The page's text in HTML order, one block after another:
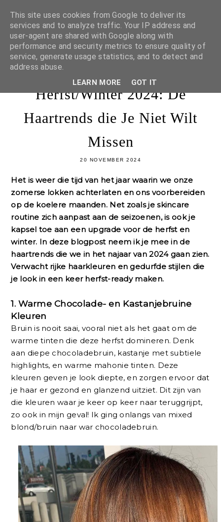
Herfst/Winter 2024: De
Haartrends die Je Niet Wilt
Missen
20 NOVEMBER 2024
Het is weer die tijd van het jaar waarin we onze
zomerse lokken achterlaten en ons voorbereiden
op de koelere maanden. Net zoals je skincare
routine zich aanpast aan de seizoenen, is ook je
kapsel toe aan een upgrade voor de herfst en
winter. In deze blogpost neem ik je mee in de
haartrends die we in het najaar van 2024 gaan zien.
Verwacht rijke haarkleuren en gedurfde stijlen die
je look in een keer herfst-ready maken.
1.Warme Chocolade- en Kastanjebruine
Kleuren
Bruin is nooit saai, vooral niet als het gaat om de
warme tinten die deze herfst domineren. Denk
aan diepe chocoladebruin, kastanje met subtiele
highlights, en warme mahonie tinten. Deze
kleuren geven je look diepte, en zorgen ervoor dat
je haar er gezond en glanzend uitziet. Dit zijn van
die kleuren waar je keer op keer naar teruggrijpt,
zo ook in mijn geval! Ik ging onlangs van mixed
blond/bruin naar war chocoladebruin.
This site uses cookies from Google to deliver its
services and to analyze traffic. Your IP address and
user-agent are shared with Google along with
performance and security metrics to ensure quality of
service, generate usage statistics, and to detect and
address abuse.
LEARN MORE GOT IT